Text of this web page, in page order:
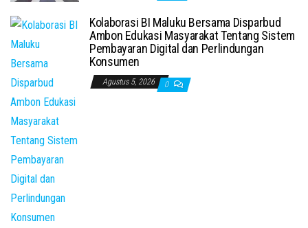
Kolaborasi BI Maluku Bersama Disparbud
Ambon Edukasi Masyarakat Tentang Sistem
Pembayaran Digital dan Perlindungan
Konsumen
Agustus 5, 2026 0